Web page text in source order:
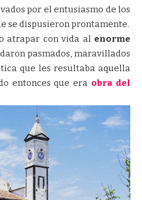
por el entusiasmo de los
se dispusieron prontamente.
atrapar con vida al enorme
pasmados, maravillados
que les resultaba aquella
entonces que era obra del